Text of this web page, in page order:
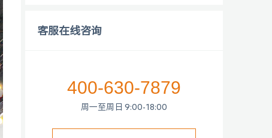
客服在线咨询
400-630-7879
周一至周日 9:00-18:00